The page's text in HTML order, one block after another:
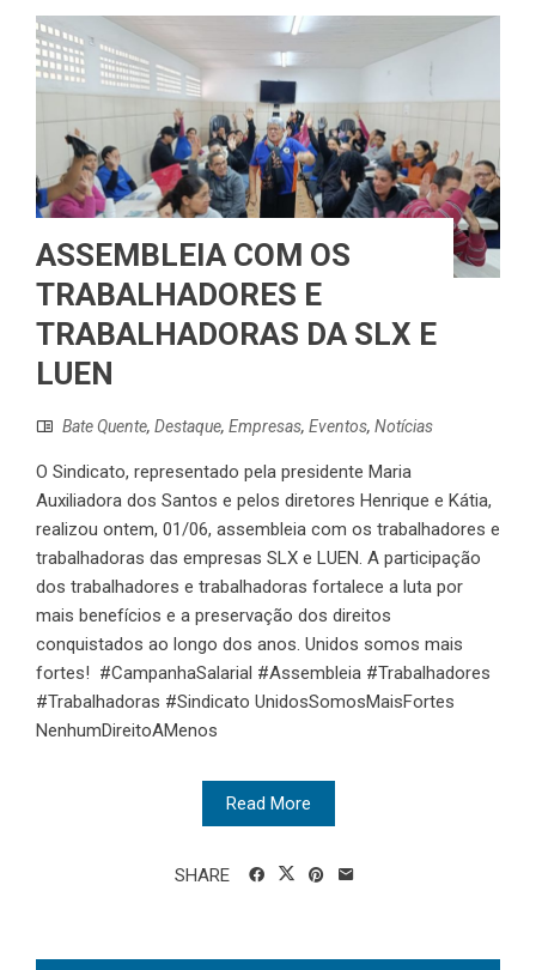
ASSEMBLEIA COM OS
TRABALHADORES E
TRABALHADORAS DA SLX E
LUEN
Bate Quente, Destaque, Empresas, Eventos, Notícias
O Sindicato, representado pela presidente Maria
Auxiliadora dos Santos e pelos diretores Henrique e Kátia,
realizou ontem, 01/06, assembleia com os trabalhadores e
trabalhadoras das empresas SLX e LUEN. A participação
dos trabalhadores e trabalhadoras fortalece a luta por
mais benefícios e a preservação dos direitos
conquistados ao longo dos anos. Unidos somos mais
fortes! #CampanhaSalarial #Assembleia #Trabalhadores
#Trabalhadoras #Sindicato UnidosSomosMaisFortes
NenhumDireitoAMenos
Read More
SHARE